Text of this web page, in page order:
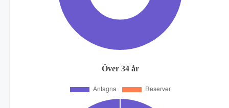
Över 34 år